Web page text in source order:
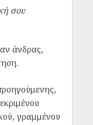
σου
άνδρας,
γραμμένου